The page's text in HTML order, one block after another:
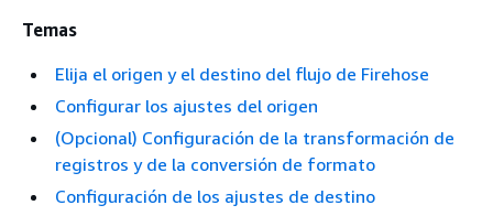
Temas
Elija el origen y el destino del flujo de Firehose
Configurar los ajustes del origen
(Opcional) Configuración de la transformación de
registros y de la conversión de formato
Configuración de los ajustes de destino